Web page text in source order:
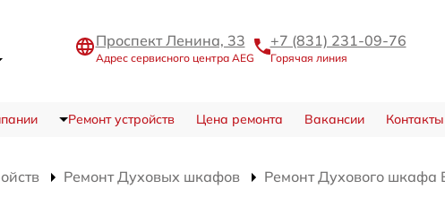
Проспект Ленина, 33
Адрес сервисного центра AEG
+7 (831) 231-09-76
Горячая линия
Ремонт устройств Цена ремонта Вакансии Контакты
Ремонт Духовых шкафов Ремонт Духового шкафа